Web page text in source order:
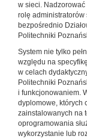
w sieci.
rolę administratorów
bezpośrednio
Politechniki
System nie tylko
względu na
w celach
Politechniki
i funkcjonowaniem.
dyplomowe, których
zainstalowanych na
oprogramowania
wykorzystanie lub